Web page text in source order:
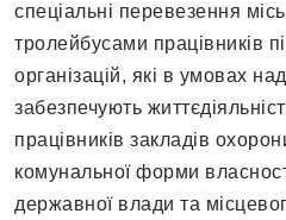
спеціальні перевезення
тролейбусами працівників
організацій, які в умовах
забезпечують
працівників закладів
комунальної форми
державної влади та